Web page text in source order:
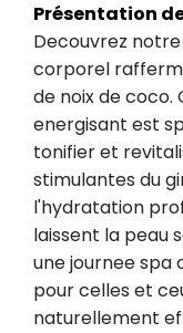
Présentation
Decouvrez
corporel
de noix de coco.
energisant est
tonifier et
stimulantes du
l'hydratation
laissent la peau
une journee spa
pour celles et
naturellement